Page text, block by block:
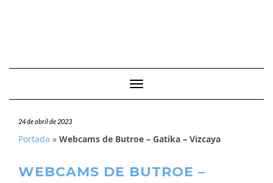
Cambiar modo de navegación
24 de abril de 2023
Portada » Webcams de Butroe – Gatika – Vizcaya
WEBCAMS DE BUTROE –